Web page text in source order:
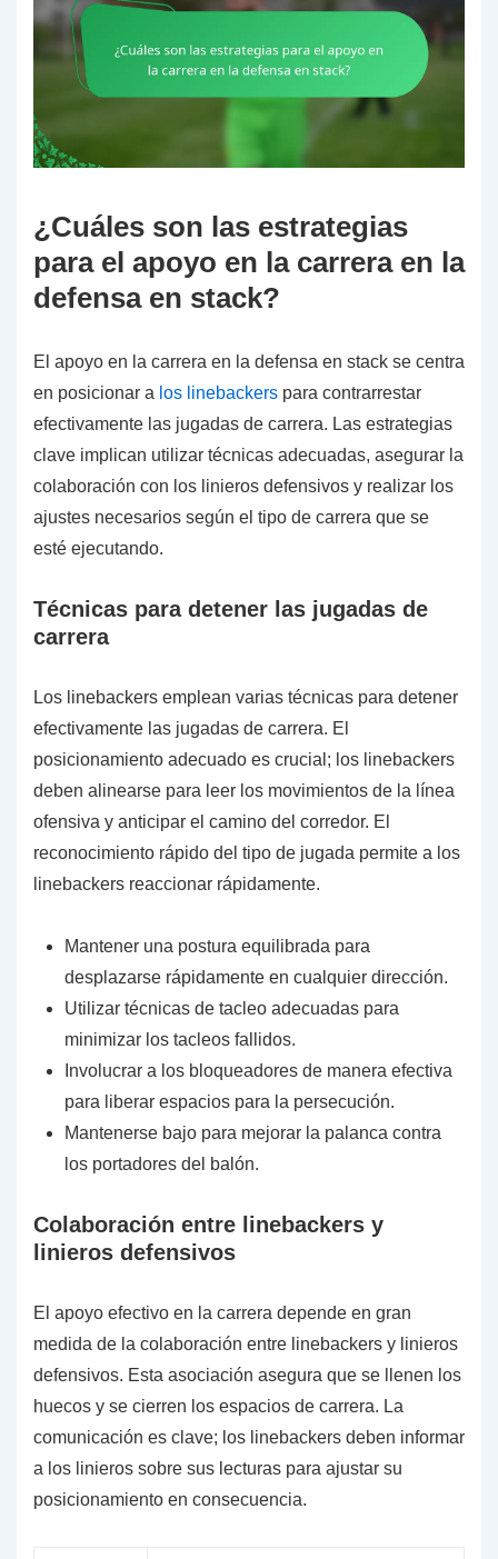
¿Cuáles son las estrategias
para el apoyo en la carrera en la
defensa en stack?
El apoyo en la carrera en la defensa en stack se centra
en posicionar a los linebackers para contrarrestar
efectivamente las jugadas de carrera. Las estrategias
clave implican utilizar técnicas adecuadas, asegurar la
colaboración con los linieros defensivos y realizar los
ajustes necesarios según el tipo de carrera que se
esté ejecutando.
Técnicas para detener las jugadas de
carrera
Los linebackers emplean varias técnicas para detener
efectivamente las jugadas de carrera. El
posicionamiento adecuado es crucial; los linebackers
deben alinearse para leer los movimientos de la línea
ofensiva y anticipar el camino del corredor. El
reconocimiento rápido del tipo de jugada permite a los
linebackers reaccionar rápidamente.
Mantener una postura equilibrada para
desplazarse rápidamente en cualquier dirección.
Utilizar técnicas de tacleo adecuadas para
minimizar los tacleos fallidos.
Involucrar a los bloqueadores de manera efectiva
para liberar espacios para la persecución.
Mantenerse bajo para mejorar la palanca contra
los portadores del balón.
Colaboración entre linebackers y
linieros defensivos
El apoyo efectivo en la carrera depende en gran
medida de la colaboración entre linebackers y linieros
defensivos. Esta asociación asegura que se llenen los
huecos y se cierren los espacios de carrera. La
comunicación es clave; los linebackers deben informar
a los linieros sobre sus lecturas para ajustar su
posicionamiento en consecuencia.